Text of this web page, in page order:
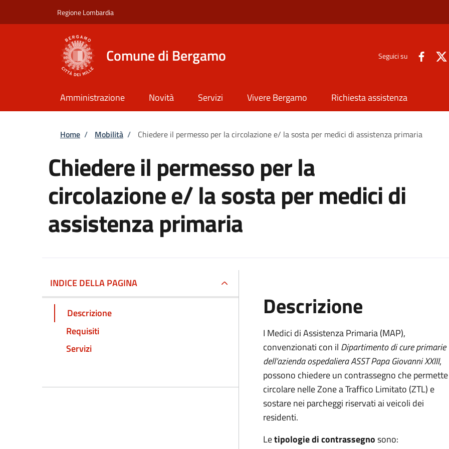
Regione Lombardia
Comune di Bergamo Seguici su
Amministrazione Novità Servizi Vivere Bergamo Richiesta assistenza
Briciole di pane
Home / Mobilità / Chiedere il permesso per la circolazione e/ la sosta per medici di assistenza primaria
Chiedere il permesso per la
circolazione e/ la sosta per medici di
assistenza primaria
INDICE DELLA PAGINA
Descrizione
Requisiti
Servizi
Descrizione
I Medici di Assistenza Primaria (MAP),
convenzionati con il Dipartimento di cure primarie
dell’azienda ospedaliera ASST Papa Giovanni XXIII,
possono chiedere un contrassegno che
circolare nelle Zone a Traffico Limitato (ZTL) e
sostare nei parcheggi riservati ai veicoli dei
residenti.
Letipologie di contrassegnosono: